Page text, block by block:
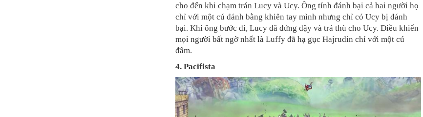
cho đến khi chạm trán Lucy và Ucy. Ông tính đánh bại cả hai người họ
chỉ với một cú đánh bằng khiên tay mình nhưng chỉ có Ucy bị đánh
bại. Khi ông bước đi, Lucy đã đứng dậy và trả thù cho Ucy. Điều khiến
mọi người bất ngờ nhất là Luffy đã hạ gục Hajrudin chỉ với một cú
đấm.
4. Pacifista